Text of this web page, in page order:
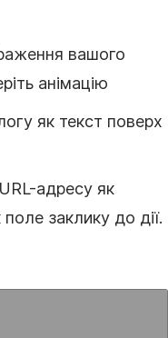
вашого
анімацію
як текст поверх
адресу як
заклику до дії.